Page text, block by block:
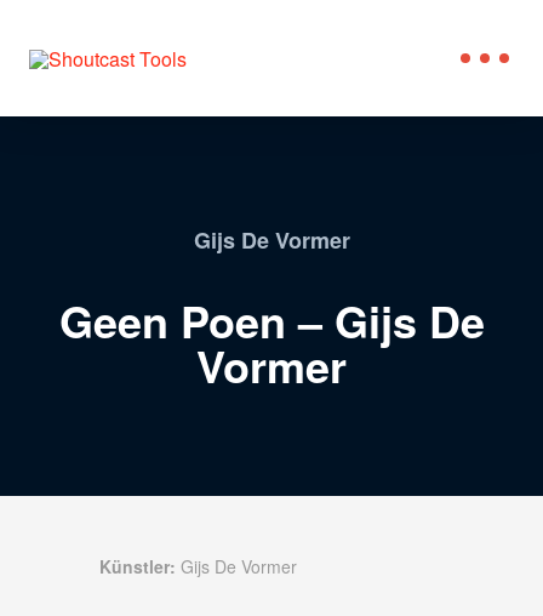
Gijs De Vormer
Geen Poen – Gijs De
Vormer
Künstler: Gijs De Vormer